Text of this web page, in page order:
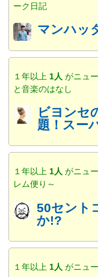
ーク日記
マンハッ
１年以上 1人 がニュ
と音楽のはなし
ビヨンセ
題！スー
１年以上 1人 がニュ
レム便り～
50セント
か!?
１年以上 1人 がニュ